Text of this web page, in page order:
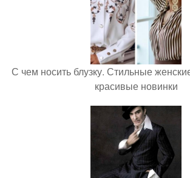
С чем носить блузку. Стильные
красивые новинки